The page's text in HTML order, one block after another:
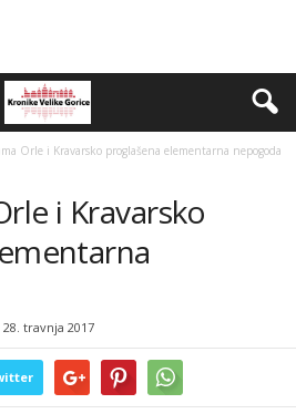
Orle i Kravarsko proglašena elementarna nepogoda
i Kravarsko
28. travnja 2017